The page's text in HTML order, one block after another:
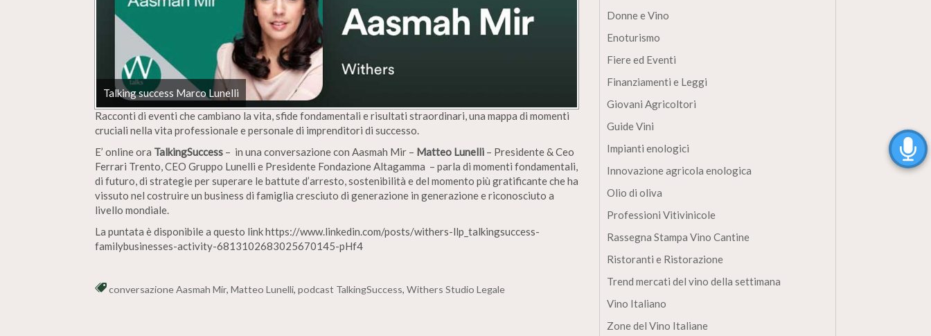
Talking success Marco Lunelli
Racconti di eventi che cambiano la vita, sfide fondamentali e risultati straordinari, una mappa di momenti
cruciali nella vita professionale e personale di imprenditori di successo.
E’ online ora TalkingSuccess – in una conversazione con Aasmah Mir – Matteo Lunelli – Presidente & Ceo
Ferrari Trento, CEO Gruppo Lunelli e Presidente Fondazione Altagamma – parla di momenti fondamentali,
di futuro, di strategie per superare le battute d’arresto, sostenibilità e del momento più gratificante che ha
vissuto nel costruire un business di famiglia cresciuto di generazione in generazione e riconosciuto a
livello mondiale.
La puntata è disponibile a questo link https://www.linkedin.com/posts/withers-llp_talkingsuccess-
familybusinesses-activity-6813102683025670145-pHf4
conversazione Aasmah Mir, Matteo Lunelli, podcast TalkingSuccess, Withers Studio Legale
Donne e Vino
Enoturismo
Fiere ed Eventi
Finanziamenti e Leggi
Giovani Agricoltori
Guide Vini
Impianti enologici
Innovazione agricola enologica
Olio di oliva
Professioni Vitivinicole
Rassegna Stampa Vino Cantine
Ristoranti e Ristorazione
Trend mercati del vino della settimana
Vino Italiano
Zone del Vino Italiane